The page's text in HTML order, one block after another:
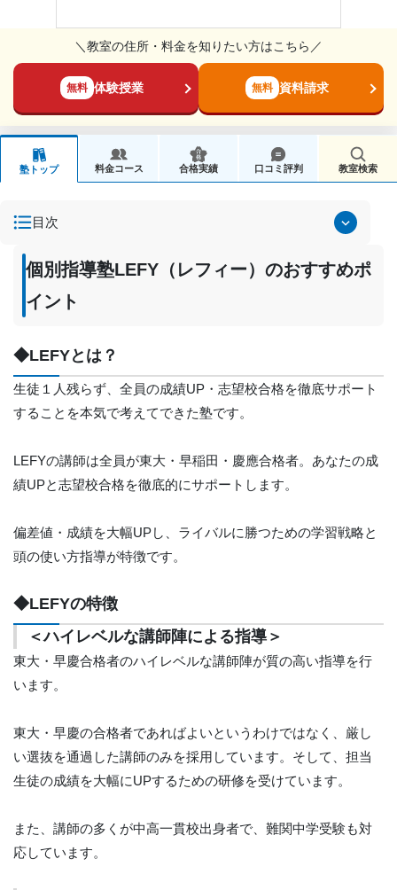
＼教室の住所・料金を知りたい方はこちら／
無料 体験授業 無料 資料請求
塾トップ 料金コース 合格実績 口コミ評判 教室検索
目次
個別指導塾LEFY（レフィー）のおすすめポ
イント
◆LEFYとは？
生徒１人残らず、全員の成績UP・志望校合格を徹底サポート
することを本気で考えてできた塾です。
LEFYの講師は全員が東大・早稲田・慶應合格者。あなたの成
績UPと志望校合格を徹底的にサポートします。
偏差値・成績を大幅UPし、ライバルに勝つための学習戦略と
頭の使い方指導が特徴です。
◆LEFYの特徴
＜ハイレベルな講師陣による指導＞
東大・早慶合格者のハイレベルな講師陣が質の高い指導を行
います。
東大・早慶の合格者であればよいというわけではなく、厳し
い選抜を通過した講師のみを採用しています。そして、担当
生徒の成績を大幅にUPするための研修を受けています。
また、講師の多くが中高一貫校出身者で、難関中学受験も対
応しています。